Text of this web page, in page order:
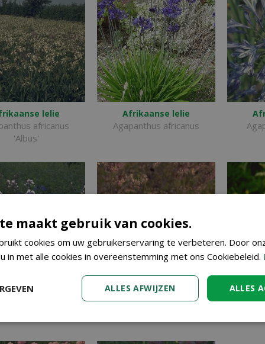
lelie
africanus
'Albus'
Afrikaanse lelie
Agapanthus africanus
lelie Amerikaanse look
Allium cernuum
maakt gebruik van cookies.
cookies om uw gebruikerservaring te verbeteren. Door
in met alle cookies in overeenstemming met ons Cookiebeleid.
ALLES
ALLES AFWIJZEN